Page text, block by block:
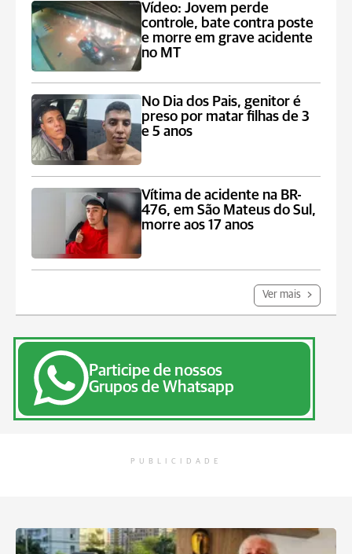
Vídeo: Jovem perde
controle, bate contra poste
e morre em grave acidente
no MT
No Dia dos Pais, genitor é
preso por matar filhas de 3
e 5 anos
Vítima de acidente na BR-
476, em São Mateus do Sul,
morre aos 17 anos
Ver mais
Participe de nossos
Grupos de Whatsapp
PUBLICIDADE